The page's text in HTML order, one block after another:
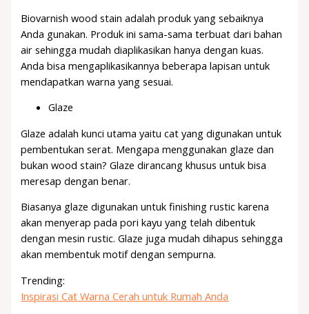
Biovarnish wood stain adalah produk yang sebaiknya
Anda gunakan. Produk ini sama-sama terbuat dari bahan
air sehingga mudah diaplikasikan hanya dengan kuas.
Anda bisa mengaplikasikannya beberapa lapisan untuk
mendapatkan warna yang sesuai.
Glaze
Glaze adalah kunci utama yaitu cat yang digunakan untuk
pembentukan serat. Mengapa menggunakan glaze dan
bukan wood stain? Glaze dirancang khusus untuk bisa
meresap dengan benar.
Biasanya glaze digunakan untuk finishing rustic karena
akan menyerap pada pori kayu yang telah dibentuk
dengan mesin rustic. Glaze juga mudah dihapus sehingga
akan membentuk motif dengan sempurna.
Trending:
Inspirasi Cat Warna Cerah untuk Rumah Anda